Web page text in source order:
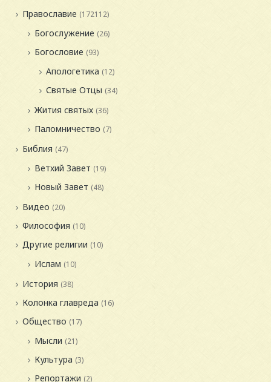
Православие (172112)
Богослужение (26)
Богословие (93)
Апологетика (12)
Святые Отцы (34)
Жития святых (36)
Паломничество (7)
Библия (47)
Ветхий Завет (19)
Новый Завет (48)
Видео (20)
Философия (10)
Другие религии (10)
Ислам (10)
История (38)
Колонка главреда (16)
Общество (17)
Мысли (21)
Культура (3)
Репортажи (2)